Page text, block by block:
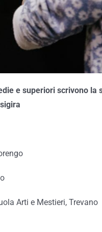
e superiori scrivono la
Arti e Mestieri, Trevano